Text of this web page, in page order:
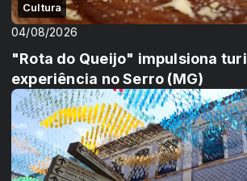
Cultura
04/08/2026
"Rota do Queijo" impulsiona
experiência no Serro (MG)